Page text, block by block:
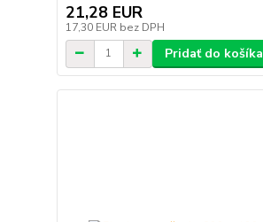
21,28 EUR
17,30 EUR bez DPH
Pridať do košíka